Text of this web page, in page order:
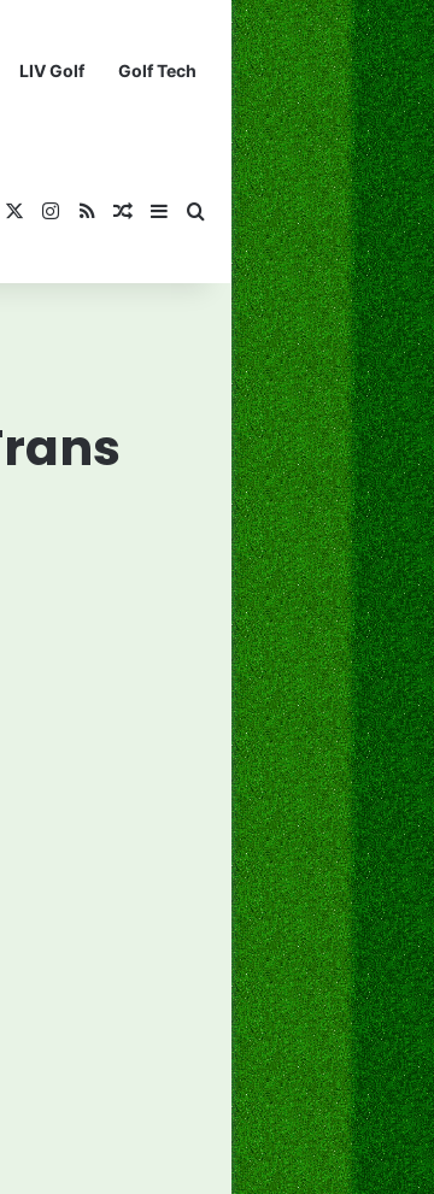
LIV Golf Golf Tech
Instagram
RSS ¡Muéstrame un artículo
Barra lateral
Buscar...